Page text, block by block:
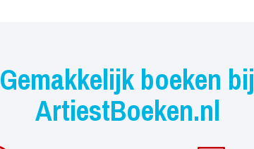
Gemakkelijk boeken bij
ArtiestBoeken.nl